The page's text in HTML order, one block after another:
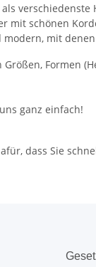
mit schönen
mit
Formen
ganz einfach!
dass Sie